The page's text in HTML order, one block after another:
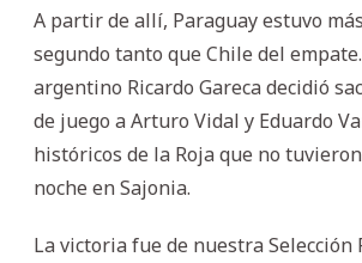
A partir de allí, Paraguay estuvo
segundo tanto que Chile del
argentino Ricardo Gareca decidió
de juego a Arturo Vidal y Eduardo
históricos de la Roja que no
noche en Sajonia.
La victoria fue de nuestra Selección